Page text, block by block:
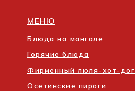
МЕНЮ
Блюда на мангале
Горячие блюда
Фирменный люля-хот-дог
Осетинские пироги